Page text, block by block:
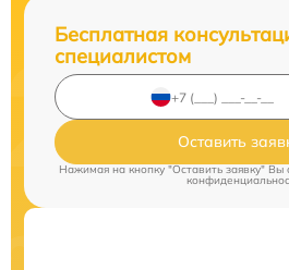
Бесплатная
специалистом
Оставить
Нажимая на кнопку "Оставить заявку" Вы